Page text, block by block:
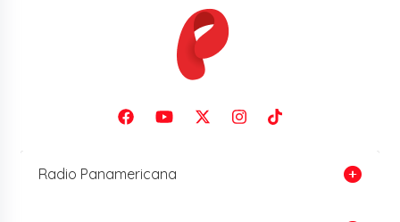
Radio Panamericana